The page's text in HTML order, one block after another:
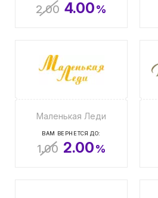
2.00 4.00%
Маленькая Леди
ВАМ ВЕРНЕТСЯ ДО:
1.00 2.00%